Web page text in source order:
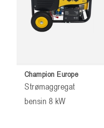
Champion Europe
Strømaggregat
bensin 8 kW